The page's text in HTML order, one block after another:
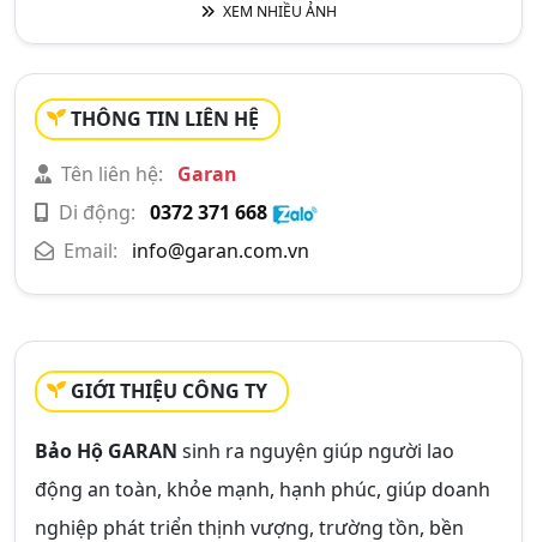
XEM NHIỀU ẢNH
THÔNG TIN LIÊN HỆ
Tên liên hệ:
Garan
Di động: 0372 371 668
Email:
info@garan.com.vn
GIỚI THIỆU CÔNG TY
Bảo Hộ GARAN sinh ra nguyện giúp người lao
động an toàn, khỏe mạnh, hạnh phúc, giúp doanh
nghiệp phát triển thịnh vượng, trường tồn, bền